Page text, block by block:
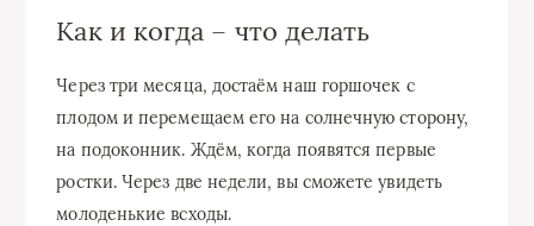
Как и когда – что делать
Через три месяца, достаём наш горшочек с
плодом и перемещаем его на солнечную сторону,
на подоконник. Ждём, когда появятся первые
ростки. Через две недели, вы сможете увидеть
молоденькие всходы.